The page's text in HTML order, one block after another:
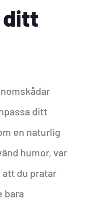
ditt
ditt
en naturlig
humor, var
att du pratar
bara